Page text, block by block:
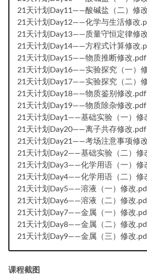
21天计划Day11——酸碱盐（二）修
21天计划Day12——化学与生活修改
21天计划Day13——质量守恒定律修
21天计划Day14——方程式计算修改
21天计划Day15——物质推断修改.pdf
21天计划Day16——实验探究（一）
21天计划Day17——实验探究（二）
21天计划Day18——物质鉴别修改.pdf
21天计划Day19——物质除杂修改.pdf
21天计划Day1——基础实验（一）修
21天计划Day20——离子共存修改.pdf
21天计划Day21——考场注意事项修
21天计划Day2——基础实验（二）修
21天计划Day3——化学用语（一）修
21天计划Day4——化学用语（二）修
21天计划Day5——溶液（一）修改
21天计划Day6——溶液（二）修改
21天计划Day7——金属（一）修改
21天计划Day8——金属（二）修改
21天计划Day9——金属（三）修改
课程截图